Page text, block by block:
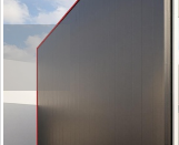
adverteren
Premium